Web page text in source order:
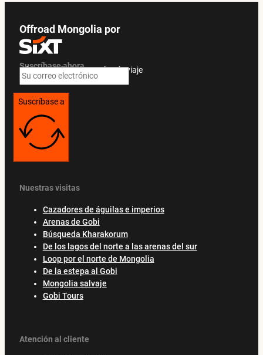
Offroad Mongolia por
Suscríbase ahora
Ofertas exclusivas y guías de viaje
Suscríbase a
Nuestras visitas
Cazadores de águilas e imperios
Arenas de Gobi
Búsqueda Kharakorum
De los lagos del norte a las arenas del sur
Loop por el norte de Mongolia
De la estepa al Gobi
Mongolia salvaje
Gobi Tours
Atención al cliente